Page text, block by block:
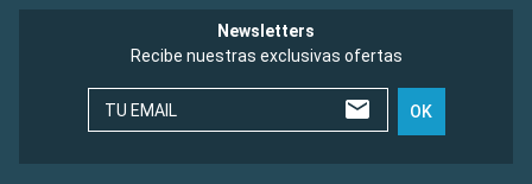
Newsletters
Recibe nuestras exclusivas ofertas
TU EMAIL OK